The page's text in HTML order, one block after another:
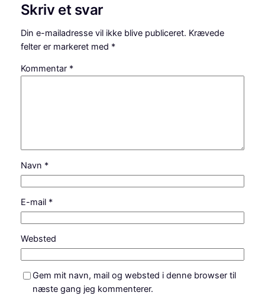
Skriv et svar
Din e-mailadresse vil ikke blive publiceret. Krævede
felter er markeret med *
Kommentar *
Navn *
E-mail *
Websted
Gem mit navn, mail og websted i denne browser til
næste gang jeg kommenterer.